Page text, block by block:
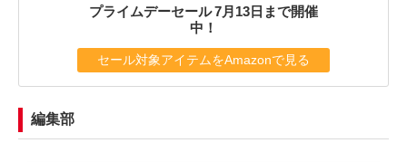
プライムデーセール 7月13日まで開催
中！
セール対象アイテムをAmazonで見る
編集部